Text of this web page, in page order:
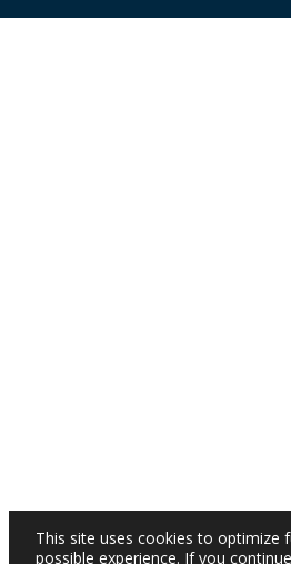
This site uses cookies to optimize
possible experience. If you